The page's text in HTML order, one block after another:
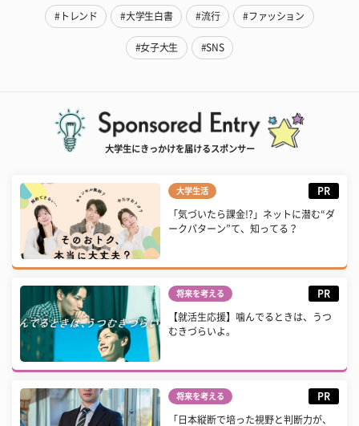
#トレンド #大学生白書 #流行 #ファッション
#女子大生 #SNS
大学生にきっかけを届けるスポンサー
大学生活 PR
「気づいたら課金!?」ネットに潜む“ダ
ークパターン”て、知ってる？
将来を考える PR
【就活生応援】噛んでるときは、うつ
むきづらいよ。
将来を考える PR
「日本縦断で培った視野と判断力が、